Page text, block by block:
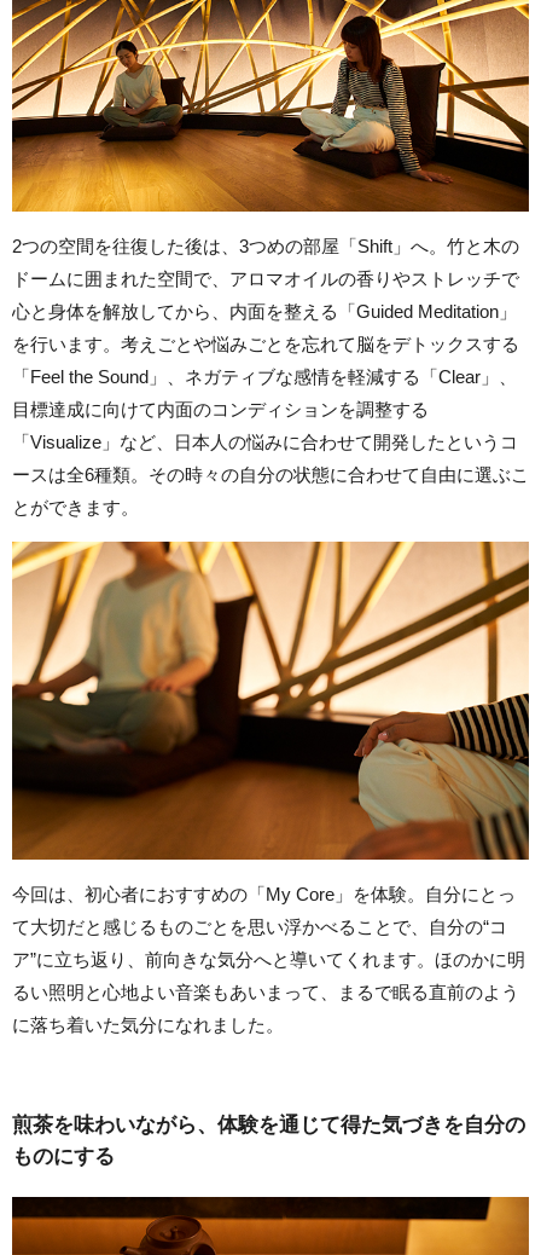
2つの空間を往復した後は、3つめの部屋「Shift」へ。竹と木の
ドームに囲まれた空間で、アロマオイルの香りやストレッチで
心と身体を解放してから、内面を整える「Guided Meditation」
を行います。考えごとや悩みごとを忘れて脳をデトックスする
「Feel the Sound」、ネガティブな感情を軽減する「Clear」、
目標達成に向けて内面のコンディションを調整する
「Visualize」など、日本人の悩みに合わせて開発したというコ
ースは全6種類。その時々の自分の状態に合わせて自由に選ぶこ
とができます。
今回は、初心者におすすめの「My Core」を体験。自分にとっ
て大切だと感じるものごとを思い浮かべることで、自分の“コ
ア”に立ち返り、前向きな気分へと導いてくれます。ほのかに明
るい照明と心地よい音楽もあいまって、まるで眠る直前のよう
に落ち着いた気分になれました。
煎茶を味わいながら、体験を通じて得た気づきを自分の
ものにする